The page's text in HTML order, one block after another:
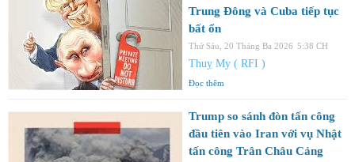
Trung Đông và Cuba tiếp tục
bất ổn
Thứ Sáu, 20 Tháng Ba 2026 5:38 CH
Thuỵ My ( RFI )
Đọc thêm
Trump so sánh đòn tấn công
đầu tiên vào Iran với vụ Nhật
tấn công Trân Châu Cảng